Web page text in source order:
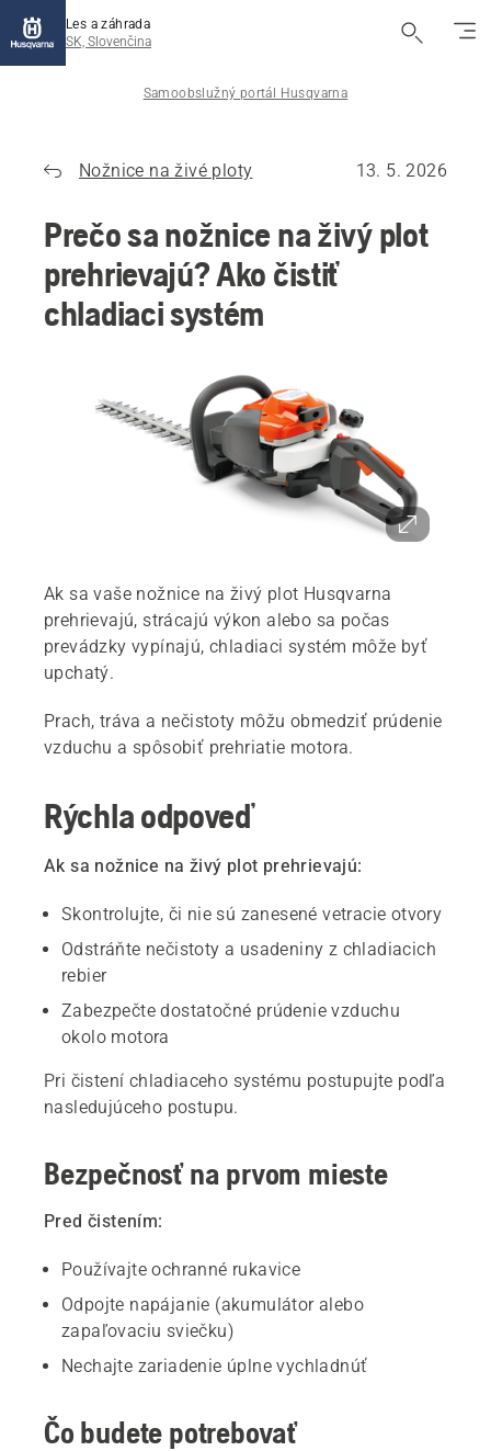
Les a záhrada
SK, Slovenčina
Samoobslužný portál Husqvarna
Nožnice na živé ploty 13. 5. 2026
Prečo sa nožnice na živý plot
prehrievajú? Ako čistiť
chladiaci systém
Ak sa vaše nožnice na živý plot Husqvarna
prehrievajú, strácajú výkon alebo sa počas
prevádzky vypínajú, chladiaci systém môže byť
upchatý.
Prach, tráva a nečistoty môžu obmedziť prúdenie
vzduchu a spôsobiť prehriatie motora.
Rýchla odpoveď
Ak sa nožnice na živý plot prehrievajú:
Skontrolujte, či nie sú zanesené vetracie otvory
Odstráňte nečistoty a usadeniny z chladiacich
rebier
Zabezpečte dostatočné prúdenie vzduchu
okolo motora
Pri čistení chladiaceho systému postupujte podľa
nasledujúceho postupu.
Bezpečnosť na prvom mieste
Pred čistením:
Používajte ochranné rukavice
Odpojte napájanie (akumulátor alebo
zapaľovaciu sviečku)
Nechajte zariadenie úplne vychladnúť
Čo budete potrebovať